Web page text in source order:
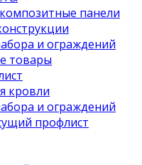
панели
и ограждений
товары
кровли
и ограждений
профлист